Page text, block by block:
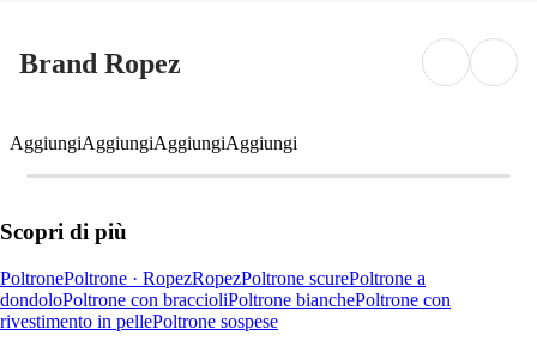
Brand Ropez
AggiungiAggiungiAggiungiAggiungi
Scopri di più
PoltronePoltrone · RopezRopezPoltrone scurePoltrone a
dondoloPoltrone con braccioliPoltrone bianchePoltrone con
rivestimento in pellePoltrone sospese